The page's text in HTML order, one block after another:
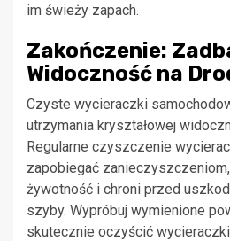
im świeży zapach.
Zakończenie:
Widoczność na
Czyste wycieraczki
utrzymania kryształowej
Regularne czyszczenie
zapobiegać zanieczyszczeniom,
żywotność i chroni przed
szyby. Wypróbuj wymienione
skutecznie oczyścić